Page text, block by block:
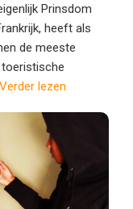
Prinsdom
heeft als
de meeste
Verder lezen